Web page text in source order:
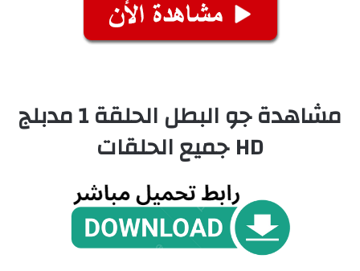
مشاهدة جو البطل الحلقة 1 مدبلج
HD جميع الحلقات